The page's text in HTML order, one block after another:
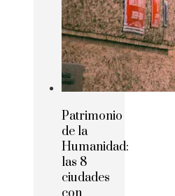
Patrimonio
de la
Humanidad:
las 8
ciudades
con